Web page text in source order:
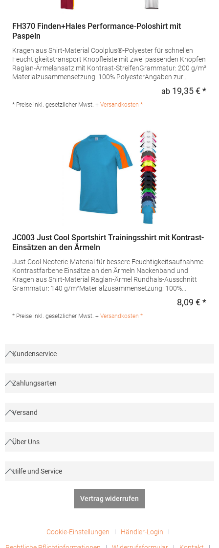
FH370 Finden+Hales Performance-Poloshirt mit
Paspeln
Kragen aus Shirt-Material Coolplus®-Polyester für schnellen
Feuchtigkeitstransport Knopfleiste mit zwei passenden Knöpfen
Raglan-Ärmelansatz mit Kontrast-StreifenGrammatur: 200 g/m²
Materialzusammensetzung: 100% PolyesterAngaben zur
Kingsfordweg 151 1043GR Amsterdam Niederlande E-Mail:
enquiries@findenandhales.com
ab 19,35 € *
* Preise inkl. gesetzlicher Mwst. + Versandkosten *
JC003 Just Cool Sportshirt Trainingsshirt mit Kontrast-
Einsätzen an den Ärmeln
Just Cool Neoteric-Material für bessere Feuchtigkeitsaufnahme
Kontrastfarbene Einsätze an den Ärmeln Nackenband und
Kragen aus Shirt-Material Raglan-Ärmel Rundhals-Ausschnitt
Grammatur: 140 g/m²Materialzusammensetzung: 100%
Hersteller: Norty B.V., Kingsfordweg 151, 1043GR Amsterdam
Niederlande E-Mail: info@norty.com
8,09 € *
* Preise inkl. gesetzlicher Mwst. + Versandkosten *
Kundenservice
Zahlungsarten
Versand
Über Uns
Hilfe und Service
Vertrag widerrufen
Cookie-Einstellungen
Händler-Login